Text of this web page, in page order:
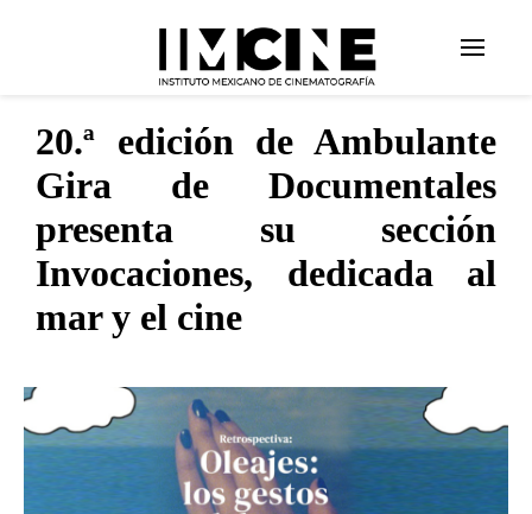
20.ª edición de Ambulante
Gira de Documentales
presenta su sección
Invocaciones, dedicada al
mar y el cine